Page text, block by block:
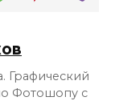
Графический
Фотошопу с